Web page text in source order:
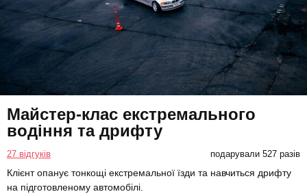
Майстер-клас екстремального
водіння та дрифту
27 відгуків подарували 527 разів
Клієнт опанує тонкощі екстремальної їзди та навчиться дрифту
на підготовленому автомобілі.